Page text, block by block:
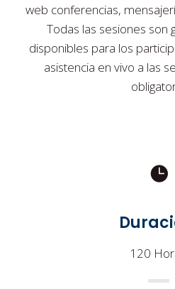
web conferencias,
Todas las sesiones son
disponibles para los
asistencia en vivo a las
120